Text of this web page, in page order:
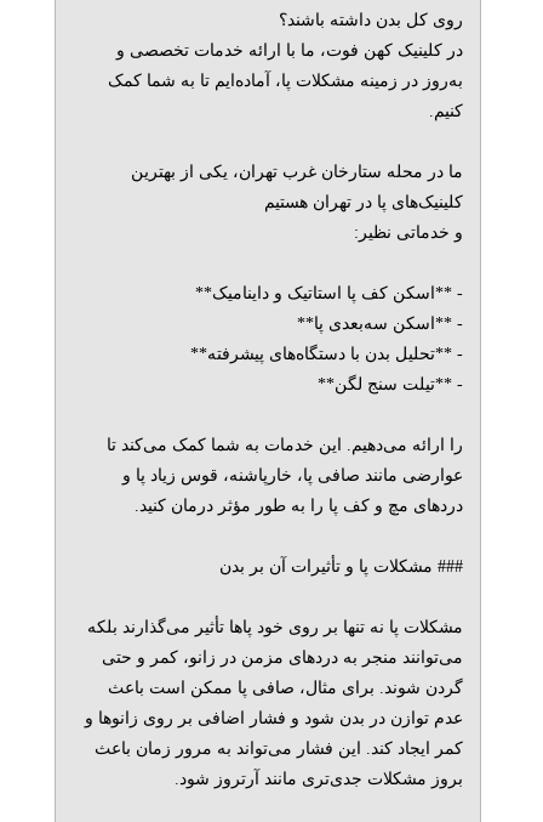
روی کل بدن داشته باشند؟
در کلینیک کهن فوت، ما با ارائه خدمات تخصصی و
به‌روز در زمینه مشکلات پا، آماده‌ایم تا به شما کمک
کنیم.
ما در محله ستارخان غرب تهران، یکی از بهترین
کلینیک‌های پا در تهران هستیم
و خدماتی نظیر:
- **اسکن کف پا استاتیک و داینامیک**
- **اسکن سه‌بعدی پا**
- **تحلیل بدن با دستگاه‌های پیشرفته**
- **تیلت سنج لگن**
را ارائه می‌دهیم. این خدمات به شما کمک می‌کند تا
عوارضی مانند صافی پا، خارپاشنه، قوس زیاد پا و
دردهای مچ و کف پا را به طور مؤثر درمان کنید.
### مشکلات پا و تأثیرات آن بر بدن
مشکلات پا نه تنها بر روی خود پاها تأثیر می‌گذارند بلکه
می‌توانند منجر به دردهای مزمن در زانو، کمر و حتی
گردن شوند. برای مثال، صافی پا ممکن است باعث
عدم توازن در بدن شود و فشار اضافی بر روی زانوها و
کمر ایجاد کند. این فشار می‌تواند به مرور زمان باعث
بروز مشکلات جدی‌تری مانند آرتروز شود.